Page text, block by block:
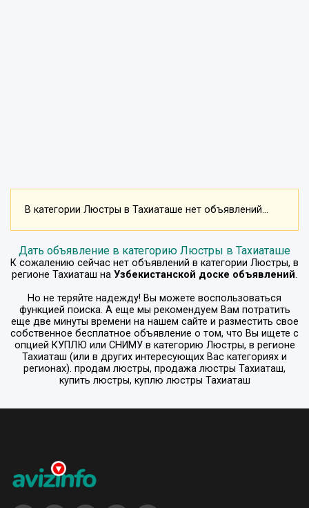
В категории Люстры в Тахиаташе нет объявлений...
Дать объявление в категорию Люстры в Тахиаташе
К сожалению сейчас нет объявлений в категории Люстры, в
регионе Тахиаташ на Узбекистанской доске объявлений.
Но не теряйте надежду! Вы можете воспользоваться
функцией поиска. А еще мы рекомендуем Вам потратить
еще две минуты времени на нашем сайте и разместить свое
собственное бесплатное объявление о том, что Вы ищете с
опцией КУПЛЮ или СНИМУв категорию Люстры, в регионе
Тахиаташ (или в других интересующих Вас категориях и
регионах). продам люстры, продажа люстры Тахиаташ,
купить люстры, куплю люстры Тахиаташ